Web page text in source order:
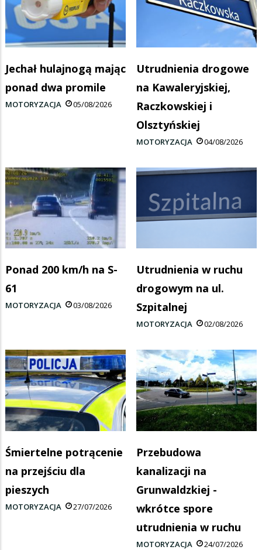
Jechał hulajnogą mając
ponad dwa promile
MOTORYZACJA 05/08/2026
Utrudnienia drogowe
na Kawaleryjskiej,
Raczkowskiej i
Olsztyńskiej
MOTORYZACJA 04/08/2026
Ponad 200 km/h na S-
61
MOTORYZACJA 03/08/2026
Utrudnienia w ruchu
drogowym na ul.
Szpitalnej
MOTORYZACJA 02/08/2026
Śmiertelne potrącenie
na przejściu dla
pieszych
MOTORYZACJA 27/07/2026
Przebudowa
kanalizacji na
Grunwaldzkiej -
wkrótce spore
utrudnienia w ruchu
MOTORYZACJA 24/07/2026